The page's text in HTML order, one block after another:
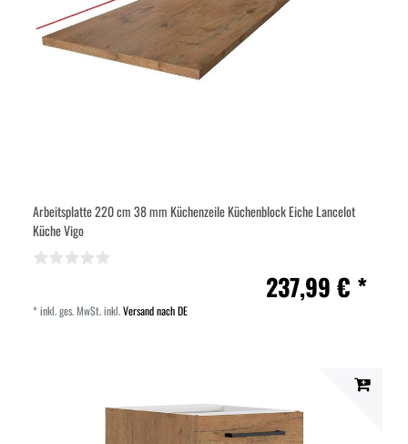
Arbeitsplatte 220 cm 38 mm Küchenzeile Küchenblock Eiche Lancelot
Küche Vigo
237,99 € *
*inkl. ges. MwSt.inkl.Versand nach DE